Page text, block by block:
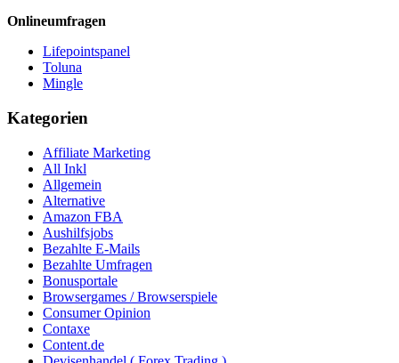
Onlineumfragen
Lifepointspanel
Toluna
Mingle
Kategorien
Affiliate Marketing
All Inkl
Allgemein
Alternative
Amazon FBA
Aushilfsjobs
Bezahlte E-Mails
Bezahlte Umfragen
Bonusportale
Browsergames / Browserspiele
Consumer Opinion
Contaxe
Content.de